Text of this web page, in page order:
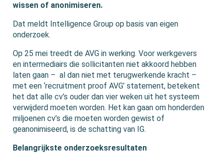
wissen of anonimiseren.
Dat meldt Intelligence Group op basis van eigen
onderzoek.
Op 25 mei treedt de AVG in werking. Voor werkgevers
en intermediairs die sollicitanten niet akkoord hebben
laten gaan – al dan niet met terugwerkende kracht –
met een ‘recruitment proof AVG’ statement, betekent
het dat alle cv’s ouder dan vier weken uit het systeem
verwijderd moeten worden. Het kan gaan om honderden
miljoenen cv’s die moeten worden gewist of
geanonimiseerd, is de schatting van IG.
Belangrijkste onderzoeksresultaten